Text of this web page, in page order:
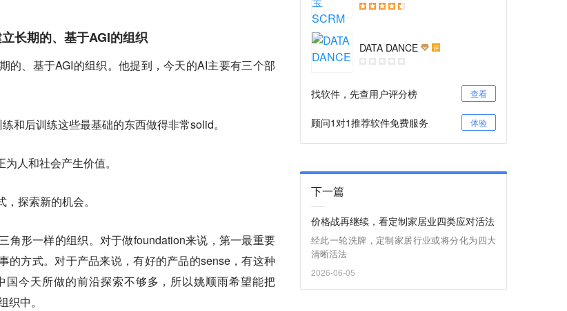
长期的、基于AGI的组织
的、基于AGI的组织。他提到，今天的AI主要有三个部
和后训练这些最基础的东西做得非常solid。
人和社会产生价值。
探索新的机会。
角形一样的组织。对于做foundation来说，第一最重要
的方式。对于产品来说，有好的产品的sense，有这种
今天所做的前沿探索不够多，所以姚顺雨希望能把
中。
DATA DANCE 评
找软件，先查用户评分榜 查看
顾问1对1推荐软件免费服务 体验
下一篇
价格战再继续，看定制家居业四类应对活法
经此一轮洗牌，定制家居行业或将分化为四大
清晰活法
2026-06-05